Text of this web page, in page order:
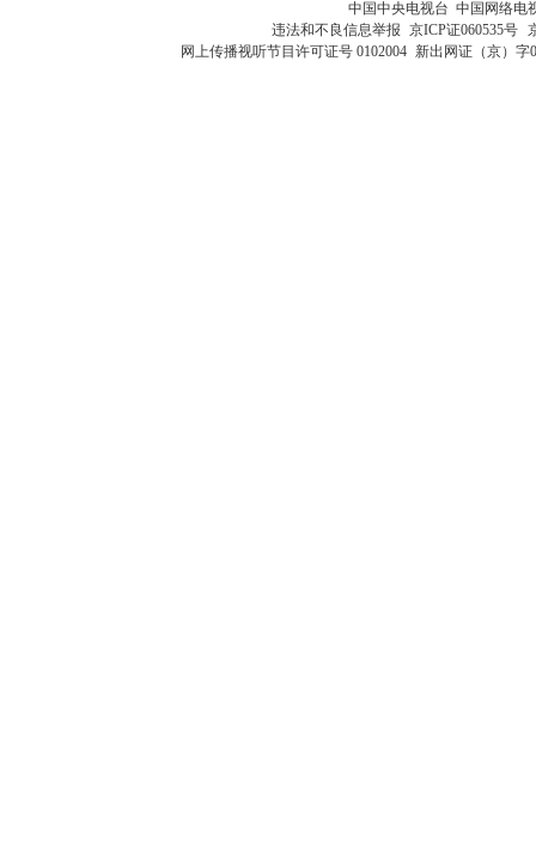
中国中央电视台 中国网络电
违法和不良信息举报 京ICP证060535号
网上传播视听节目许可证号 0102004 新出网证（京）